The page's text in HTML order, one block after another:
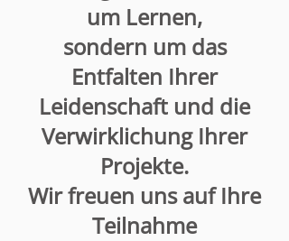
um Lernen,
sondern um das
Entfalten Ihrer
Leidenschaft und die
Verwirklichung Ihrer
Projekte.
Wir freuen uns auf Ihre
Teilnahme